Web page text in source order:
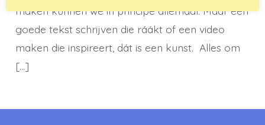
maken kunnen we in principe allemaal. Maar een
goede tekst schrijven die ráákt of een video
maken die inspireert, dát is een kunst. Alles om
[…]